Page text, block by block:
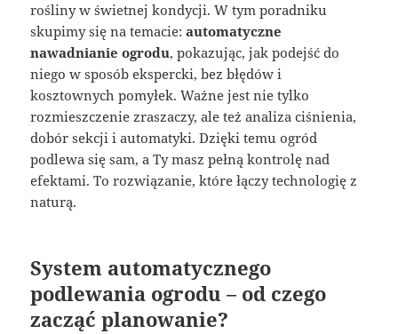
rośliny w świetnej kondycji. W tym poradniku
skupimy się na temacie:automatyczne
nawadnianie ogrodu, pokazując, jak podejść do
niego w sposób ekspercki, bez błędów i
kosztownych pomyłek. Ważne jest nie tylko
rozmieszczenie zraszaczy, ale też analiza ciśnienia,
dobór sekcji i automatyki. Dzięki temu ogród
podlewa się sam, a Ty masz pełną kontrolę nad
efektami. To rozwiązanie, które łączy technologię z
naturą.
System automatycznego
podlewania ogrodu – od czego
zacząć planowanie?